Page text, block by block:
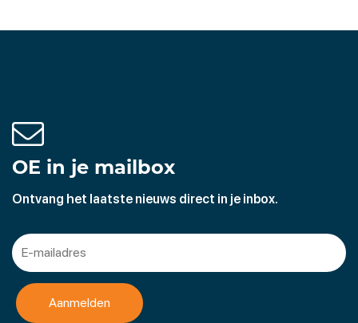
OE in je mailbox
Ontvang het laatste nieuws direct in je inbox.